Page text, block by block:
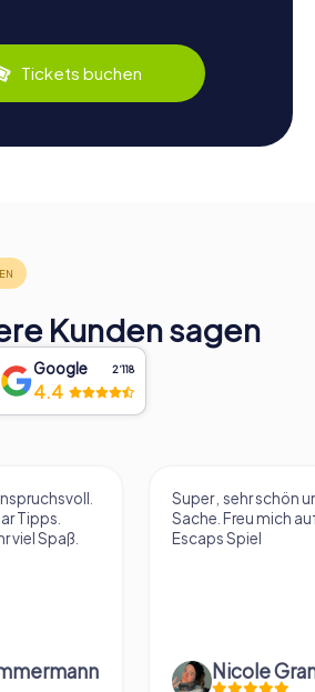
Tickets buchen
Kunden sagen
Google 2‘118
4.4
Tipps.
viel Spaß.
Super , sehr schön
Sache. Freu mich
Escaps Spiel
Nicole